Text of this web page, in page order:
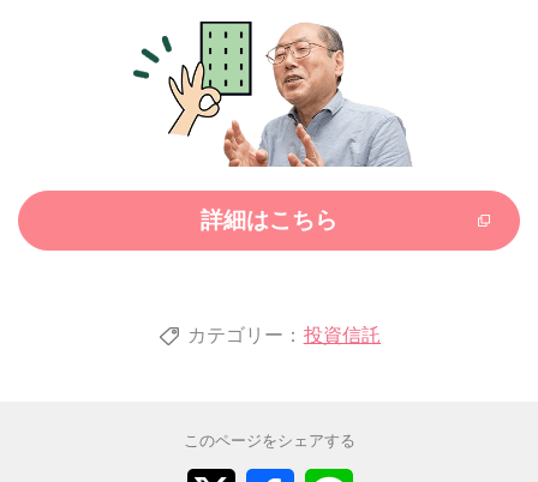
詳細はこちら
カテゴリー： 投資信託
このページをシェアする